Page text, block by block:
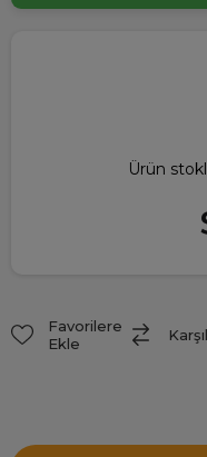
Ürün
Favorilere
Ekle